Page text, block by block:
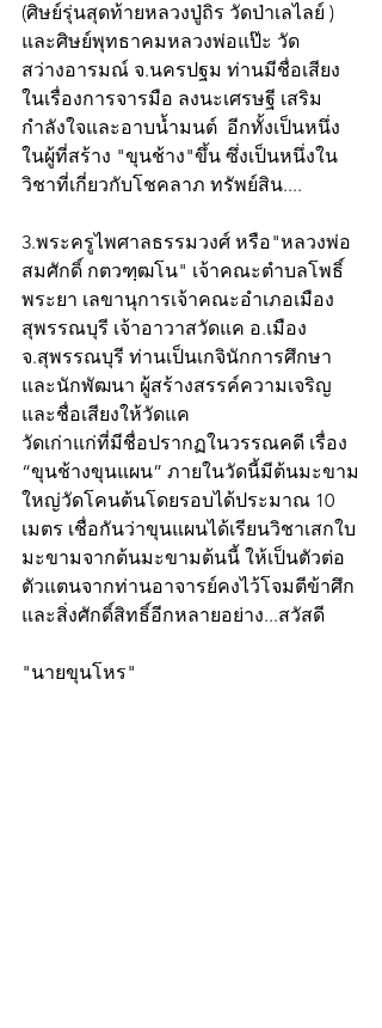
(ศิษย์รุ่นสุดท้ายหลวงปู่ถิร วัดป่าเลไลย์ )
และศิษย์พุทธาคมหลวงพ่อแป๊ะ วัด
สว่างอารมณ์ จ.นครปฐม ท่านมีชื่อเสียง
ในเรื่องการจารมือ ลงนะเศรษฐี เสริม
กำลังใจและอาบน้ำมนต์  อีกทั้งเป็นหนึ่ง
ในผู้ที่สร้าง "ขุนช้าง"ขึ้น ซึ่งเป็นหนึ่งใน
วิชาที่เกี่ยวกับโชคลาภ ทรัพย์สิน....
3.พระครูไพศาลธรรมวงศ์ หรือ"หลวงพ่อ
สมศักดิ์ กตวฑฺฒโน" เจ้าคณะตำบลโพธิ์
พระยา เลขานุการเจ้าคณะอำเภอเมือง
สุพรรณบุรี เจ้าอาวาสวัดแค อ.เมือง
จ.สุพรรณบุรี ท่านเป็นเกจินักการศึกษา
และนักพัฒนา ผู้สร้างสรรค์ความเจริญ
และชื่อเสียงให้วัดแค
วัดเก่าแก่ที่มีชื่อปรากฏในวรรณคดี เรื่อง
“ขุนช้างขุนแผน” ภายในวัดนี้มีต้นมะขาม
ใหญ่วัดโคนต้นโดยรอบได้ประมาณ 10
เมตร เชื่อกันว่าขุนแผนได้เรียนวิชาเสกใบ
มะขามจากต้นมะขามต้นนี้ ให้เป็นตัวต่อ
ตัวแตนจากท่านอาจารย์คงไว้โจมตีข้าศึก
และสิ่งศักดิ์สิทธิ์อีกหลายอย่าง...สวัสดี
"นายขุนโหร"